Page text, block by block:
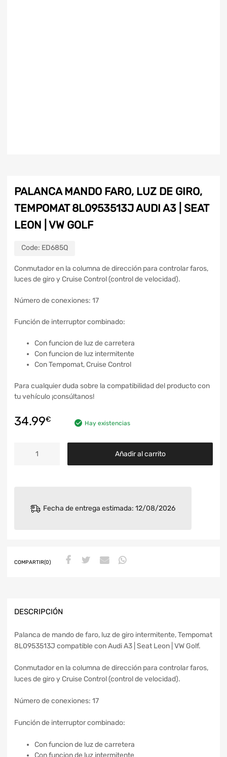
PALANCA MANDO FARO, LUZ DE GIRO,
TEMPOMAT 8L0953513J AUDI A3 | SEAT
LEON | VW GOLF
Code: ED685Q
Conmutador en la columna de dirección para controlar faros,
luces de giro y Cruise Control (control de velocidad).
Número de conexiones: 17
Función de interruptor combinado:
Con funcion de luz de carretera
Con funcion de luz intermitente
Con Tempomat, Cruise Control
Para cualquier duda sobre la compatibilidad del producto con
tu vehículo ¡consúltanos!
34.99€ Hay existencias
Añadir al carrito
Fecha de entrega estimada: 12/08/2026
COMPARTIR(0)
DESCRIPCIÓN
Palanca de mando de faro, luz de giro intermitente, Tempomat
8L0953513J compatible con Audi A3 | Seat Leon | VW Golf.
Conmutador en la columna de dirección para controlar faros,
luces de giro y Cruise Control (control de velocidad).
Número de conexiones: 17
Función de interruptor combinado:
Con funcion de luz de carretera
Con funcion de luz intermitente